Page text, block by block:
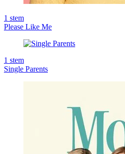
1 stem
Please Like Me
1 stem
Single Parents